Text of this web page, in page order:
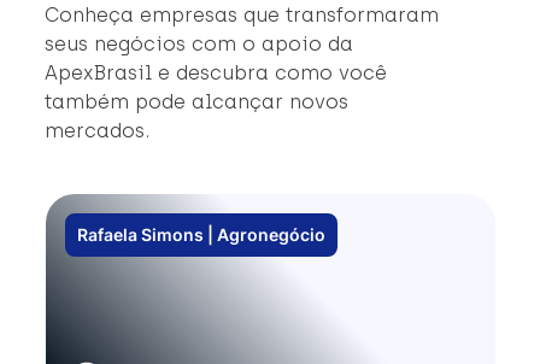
Conheça empresas que transformaram
seus negócios com o apoio da
ApexBrasil e descubra como você
também pode alcançar novos
mercados.
Rafaela Simons | Agronegócio